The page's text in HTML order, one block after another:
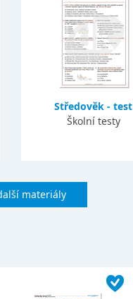
Středověk - test
Školní testy
materiály